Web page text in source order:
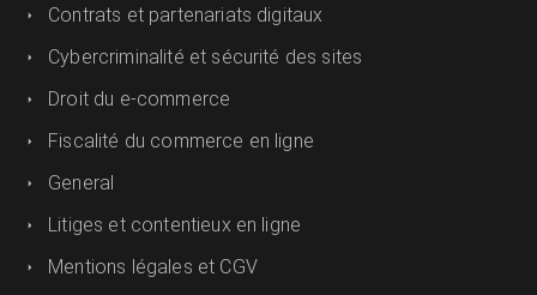
Contrats et partenariats digitaux
Cybercriminalité et sécurité des sites
Droit du e-commerce
Fiscalité du commerce en ligne
General
Litiges et contentieux en ligne
Mentions légales et CGV